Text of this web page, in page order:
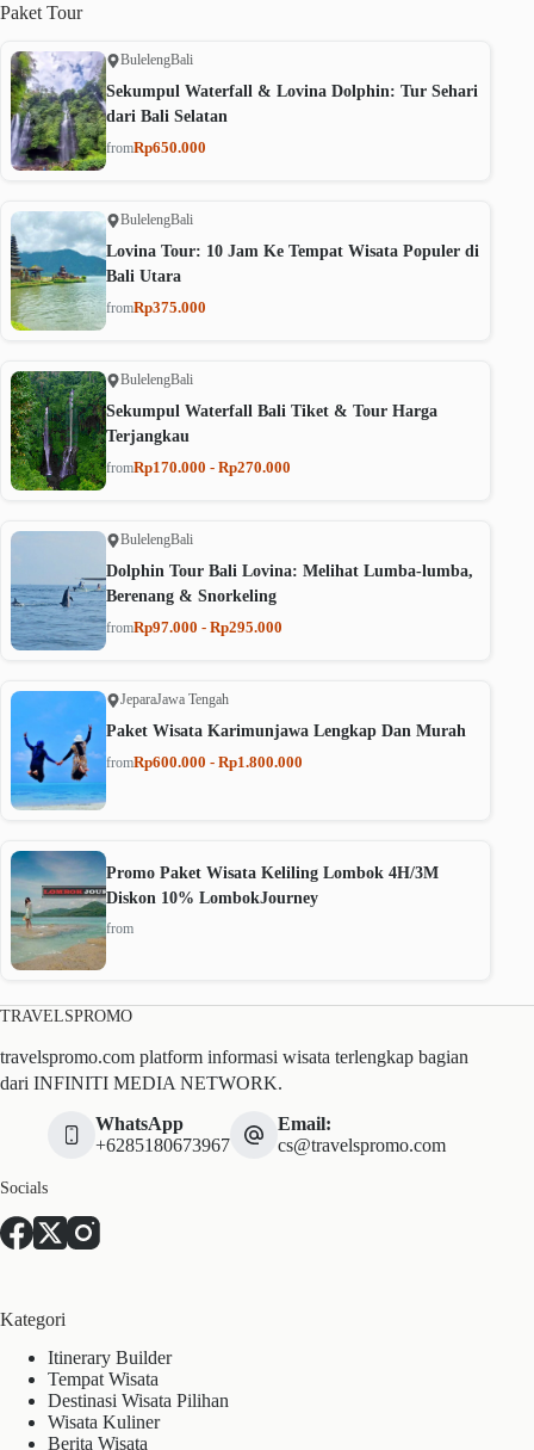
Paket Tour
BulelengBali
Sekumpul Waterfall & Lovina Dolphin: Tur Sehari
dari Bali Selatan
fromRp650.000
BulelengBali
Lovina Tour: 10 Jam Ke Tempat Wisata Populer di
Bali Utara
fromRp375.000
BulelengBali
Sekumpul Waterfall Bali Tiket & Tour Harga
Terjangkau
fromRp170.000 - Rp270.000
BulelengBali
Dolphin Tour Bali Lovina: Melihat Lumba-lumba,
Berenang & Snorkeling
fromRp97.000 - Rp295.000
JeparaJawa Tengah
Paket Wisata Karimunjawa Lengkap Dan Murah
fromRp600.000 - Rp1.800.000
Promo Paket Wisata Keliling Lombok 4H/3M
Diskon 10% LombokJourney
from
TRAVELSPROMO
travelspromo.com platform informasi wisata terlengkap bagian
dari INFINITI MEDIA NETWORK.
WhatsApp
+6285180673967
Email:
cs@travelspromo.com
Socials
Kategori
Itinerary Builder
Tempat Wisata
Destinasi Wisata Pilihan
Wisata Kuliner
Berita Wisata